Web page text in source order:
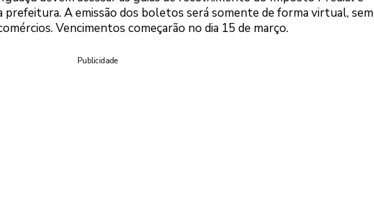
A emissão dos boletos será somente de forma virtual, sem
Vencimentos começarão no dia 15 de março.
Publicidade